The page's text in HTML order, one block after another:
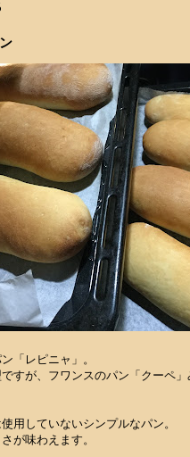
「レピニャ」。
すが、フワンスのパン「クーペ
用していないシンプルなパン。
が味わえます。